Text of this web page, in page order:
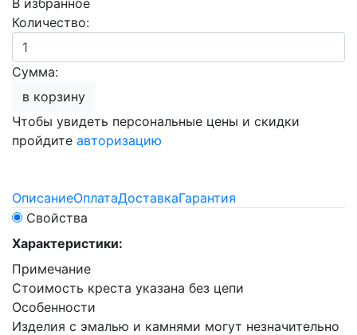
В избранное
Количество:
Сумма:
в корзину
Чтобы увидеть персональные цены и скидки
пройдите авторизацию
ОписаниеОплатаДоставкаГарантия
Свойства
Характеристики:
Примечание
Стоимость креста указана без цепи
Особенности
Изделия с эмалью и камнями могут незначительно